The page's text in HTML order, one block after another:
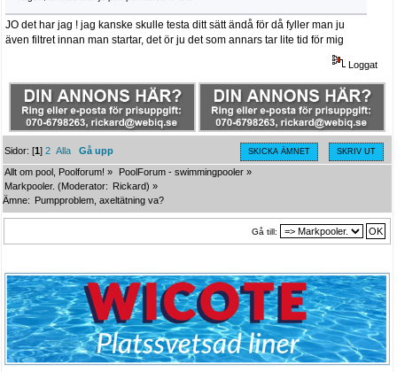
JO det har jag ! jag kanske skulle testa ditt sätt ändå för då fyller man ju
även filtret innan man startar, det ör ju det som annars tar lite tid för mig
Loggat
SKICKA ÄMNET SKRIV UT
Sidor: [1]2 Alla
Gå upp
Allt om pool, Poolforum! » PoolForum - swimmingpooler »
Markpooler. (Moderator: Rickard) »
Ämne: Pumpproblem, axeltätning va?
Gå till: